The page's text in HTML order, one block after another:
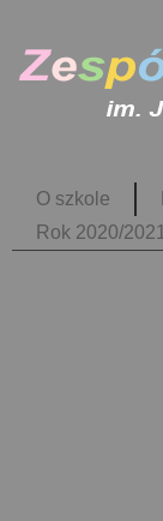
O szkole
Rok 2020/2021